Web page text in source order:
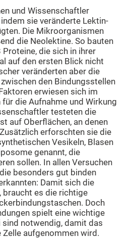
und Wissenschaftler
sie veränderte Lektin-
Die Mikroorganismen
die Neolektine. So bauten
die sich in ihrer
auf den ersten Blick nicht
veränderten aber die
den Bindungsstellen
erwiesen sich im
die Aufnahme und Wirkung
testeten die
auf Oberflächen, an denen
erforschten sie die
Vesikeln, Blasen
genannt, die
sollen. In allen Versuchen
besonders gut binden
Damit sich die
es die richtige
Doch
spielt eine wichtige
sind notwendig, damit das
Zelle aufgenommen wird.